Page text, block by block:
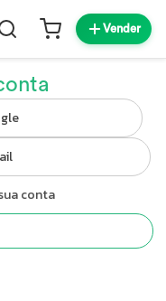
Vender
conta